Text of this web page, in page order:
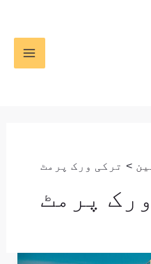
ترکی ورک پرمٹ
پرمٹ